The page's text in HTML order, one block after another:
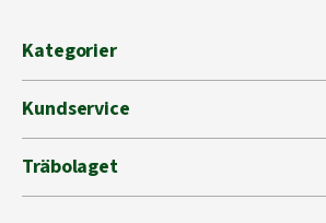
Kategorier
Kundservice
Träbolaget